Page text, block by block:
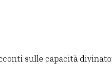
sulle capacità